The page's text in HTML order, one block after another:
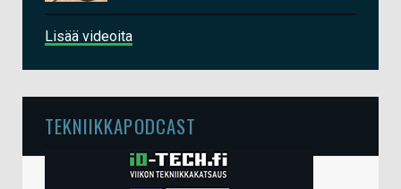
Lisää videoita
TEKNIIKKAPODCAST